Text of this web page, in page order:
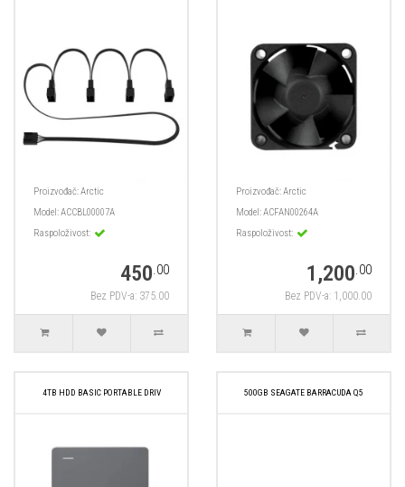
Proizvođač:Arctic
Model:ACCBL00007A
Raspoloživost:
450.00
Bez PDV-a: 375.00
Proizvođač:Arctic
Model:ACFAN00264A
Raspoloživost:
1,200.00
Bez PDV-a: 1,000.00
4TB HDD BASIC PORTABLE DRIV 500GB SEAGATE BARRACUDA Q5